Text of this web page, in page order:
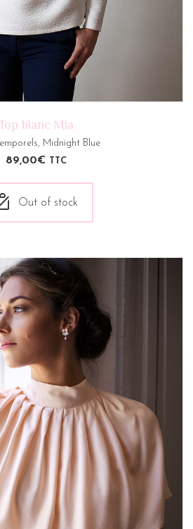
blanc Mia
, Midnight Blue
89,00€ TTC
Out of stock